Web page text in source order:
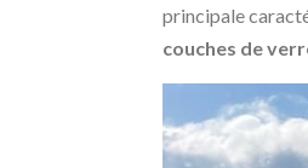
principale
couches de